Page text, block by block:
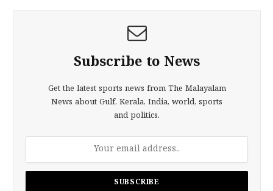
Subscribe to News
Get the latest sports news from The Malayalam
News about Gulf, Kerala, India, world, sports
and politics.